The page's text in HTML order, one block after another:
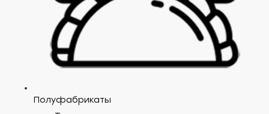
Полуфабрикаты